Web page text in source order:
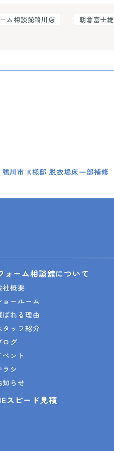
ム相談館鴨川店 朝倉富士雄
鴨川市 K様邸 脱衣場床一部補修
ォーム相談舘について
社概要
ョールーム
ばれる理由
タッフ紹介
ログ
ベント
ラシ
知らせ
スピード見積